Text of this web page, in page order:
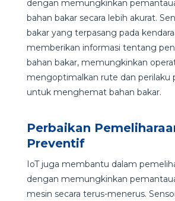
dengan memungkinkan
bahan bakar secara lebih akurat.
bakar yang terpasang pada
memberikan informasi tentang
bahan bakar, memungkinkan
mengoptimalkan rute dan perilaku
untuk menghemat bahan bakar.
Perbaikan
Preventif
IoT juga membantu dalam
dengan memungkinkan
mesin secara terus-menerus.